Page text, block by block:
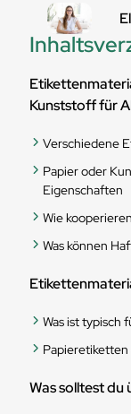
Kunststoff für
Verschiedene
Papier oder
Eigenschaften
Wie
Was können
Was ist typisch
Papieretiketten
Was solltest du